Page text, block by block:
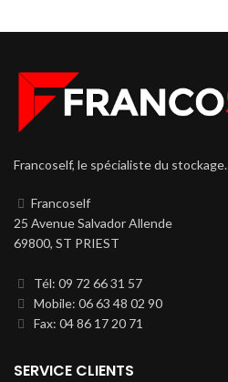
Francoself, le spécialiste du stockage.
Francoself
25 Avenue Salvador Allende
69800, ST PRIEST
Tél: 09 72 66 31 57
Mobile: 06 63 48 02 90
Fax: 04 86 17 20 71
SERVICE CLIENTS